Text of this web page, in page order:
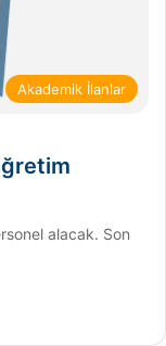
Akademik İlanlar
alacak. Son